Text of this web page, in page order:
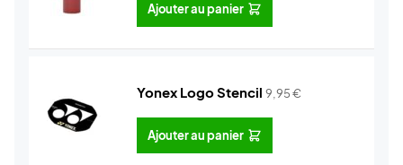
Ajouter au panier
Yonex Logo Stencil 9,95€
Ajouter au panier